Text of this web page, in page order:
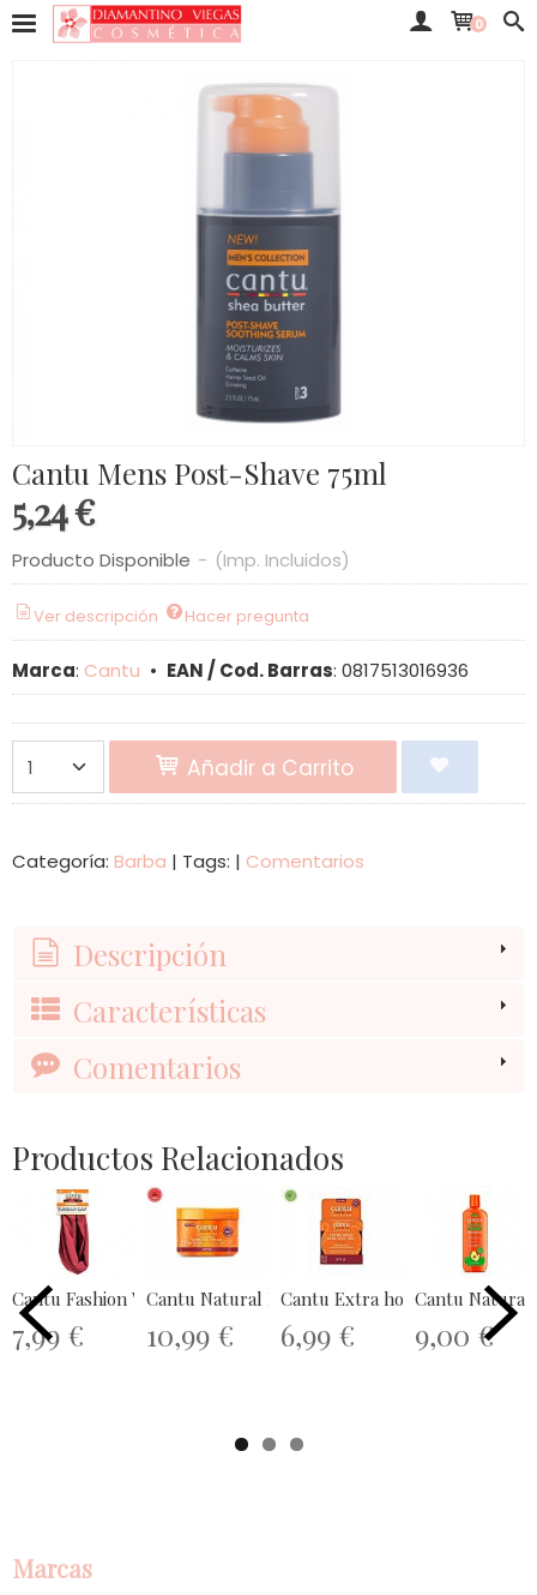
0
Marcas
Cantu Mens Post-Shave 75ml
5,24 €
Producto Disponible - (Imp. Incluidos)
Ver descripción Hacer pregunta
Marca: Cantu • EAN / Cod. Barras: 0817513016936
Añadir a Carrito
Categoría: Barba | Tags: | Comentarios
Descripción
Características
Comentarios
Productos Relacionados
Cantu Fashion Wrap Modern
7,99 €
Cantu Natural Hair Coconut Curling...
10,99 €
Cantu Extra hold Edge Stay gel
6,99 €
Cantu Natural
9,00 €